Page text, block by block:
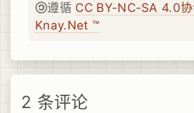
遵循 CC BY-NC-SA 4.0协
Knay.Net ™
2 条评论